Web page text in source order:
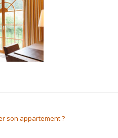
son appartement ?